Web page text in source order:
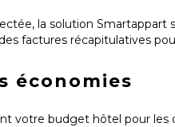
la solution
factures récapitulatives
économies
votre budget hôtel pour les